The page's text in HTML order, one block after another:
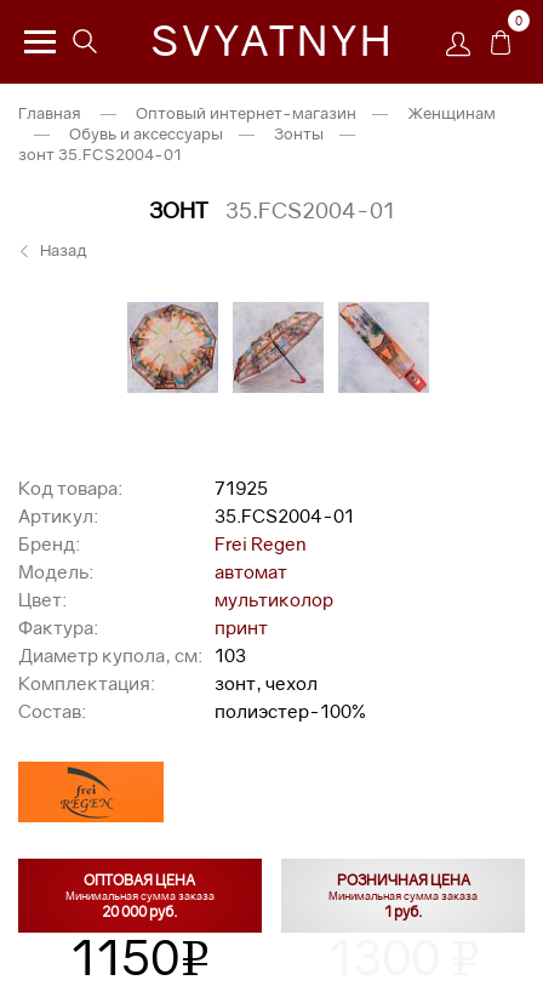
SVYATNYH 0
Главная — Оптовый интернет-магазин —
Женщинам
—
Обувь и аксессуары — Зонты
—
зонт 35.FCS2004-01
ЗОНТ 35.FCS2004-01
Назад
Код товара:
71925
Артикул:
35.FCS2004-01
Бренд:
Frei Regen
Модель:
автомат
Цвет:
мультиколор
Фактура:
принт
Диаметр купола, см:
103
Комплектация:
зонт, чехол
Состав:
полиэстер-100%
ОПТОВАЯ ЦЕНА
Минимальная сумма заказа
20 000 руб.
1150v
РОЗНИЧНАЯ ЦЕНА
Минимальная сумма заказа
1 руб.